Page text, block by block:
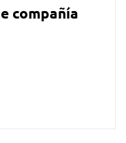
compañía